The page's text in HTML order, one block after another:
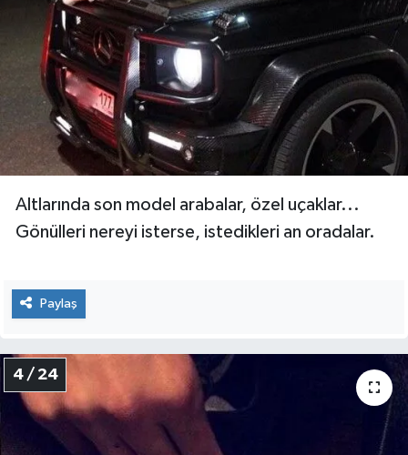
Altlarında son model arabalar, özel uçaklar...
Gönülleri nereyi isterse, istedikleri an oradalar.
Paylaş
4 / 24